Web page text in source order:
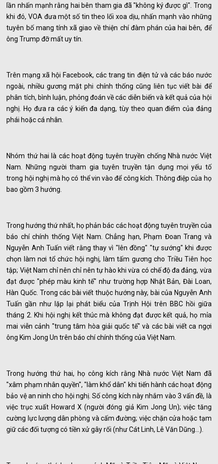
lần nhấn mạnh rằng hai bên tham gia đã "không ký được gì". Trong
khi đó, VOA đưa một số tin theo lối xoa dịu, nhấn mạnh vào những
tuyên bố mang tính xã giao về thiện chí đàm phán của hai bên, để
ông Trump đỡ mất uy tín.
Trên mạng xã hội Facebook, các trang tin điện tử và các báo nước
ngoài, nhiều gương mặt phi chính thống cũng liên tục viết bài để
phân tích, bình luận, phỏng đoán về các diễn biến và kết quả của hội
nghị. Họ đưa ra các ý kiến đa dạng, tùy theo quan điểm của đảng
phái hoặc cá nhân.
Nhóm thứ hai là các hoạt động tuyên truyền chống Nhà nước Việt
Nam. Những người tham gia tuyên truyền tận dụng mọi yếu tố
trong hội nghị mà họ có thể vin vào để công kích. Thông điệp của họ
bao gồm 3 hướng.
Trong hướng thứ nhất, họ phản bác các hoạt động tuyên truyền của
báo chí chính thống Việt Nam. Chẳng hạn, Phạm Đoan Trang và
Nguyễn Anh Tuấn viết rằng thay vì "lên đồng" "tự sướng" khi được
chọn làm nơi tổ chức hội nghị, làm tấm gương cho Triều Tiên học
tập; Việt Nam chỉ nên chỉ nên tự hào khi vừa có chế độ đa đảng, vừa
đạt được "phép màu kinh tế" như trường hợp Nhật Bản, Đài Loan,
Hàn Quốc. Trong các bài viết thuộc hướng này, bài của Nguyễn Anh
Tuấn gần như lặp lại phát biểu của Trịnh Hội trên BBC hồi giữa
tháng 2. Khi hội nghị kết thúc mà không đạt được kết quả, họ mỉa
mai viễn cảnh "trung tâm hòa giải quốc tế" và các bài viết ca ngợi
ông Kim Jong Un trên báo chí chính thống của Việt Nam.
Trong hướng thứ hai, họ công kích rằng Nhà nước Việt Nam đã
"xâm phạm nhân quyền", "làm khổ dân" khi tiến hành các hoạt động
bảo vệ an ninh cho hội nghị. Số công kích này nhắm vào 3 vấn đề, là
việc trục xuất Howard X (người đóng giả Kim Jong Un); việc tăng
cường lực lượng dân phòng và cấm đường; việc chặn cửa hoặc tạm
giữ các đối tượng có tiền xử gây rối (như Cát Linh, Lê Văn Dũng...).